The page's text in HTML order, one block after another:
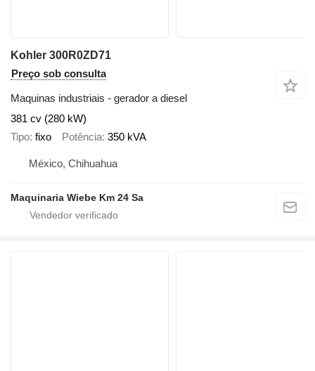
Kohler 300R0ZD71
Preço sob consulta
Maquinas industriais - gerador a diesel
381 cv (280 kW)
Tipo fixo Potência 350 kVA
México, Chihuahua
Maquinaria Wiebe Km 24 Sa